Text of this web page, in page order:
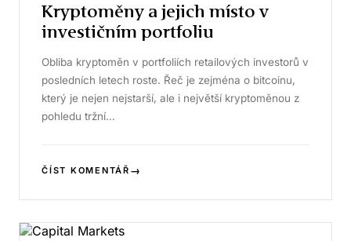
Kryptoměny a jejich místo v
investičním portfoliu
Obliba kryptoměn v portfoliích retailových investorů v
posledních letech roste. Řeč je zejména o bitcoinu,
který je nejen nejstarší, ale i největší kryptoměnou z
pohledu tržní…
ČÍST KOMENTÁŘ →